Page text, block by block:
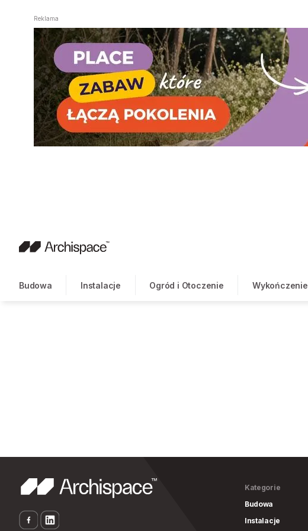
Reklama
Budowa Instalacje Ogród i Otoczenie Wykończenie
Kategorie
Budowa
Instalacje